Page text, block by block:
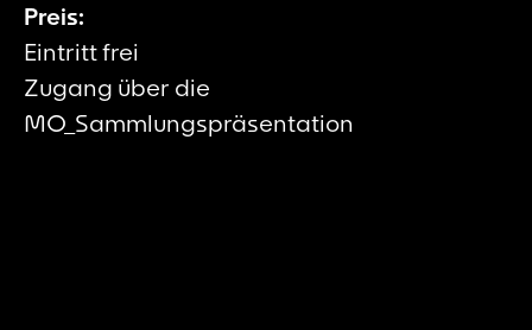
Preis:
Eintritt frei
Zugang über die
MO_Sammlungspräsentation